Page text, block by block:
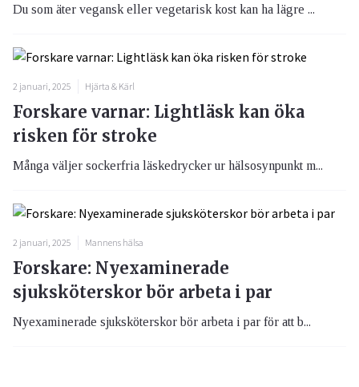
Du som äter vegansk eller vegetarisk kost kan ha lägre ...
2 januari, 2025 Hjärta & Kärl
Forskare varnar: Lightläsk kan öka
risken för stroke
Många väljer sockerfria läskedrycker ur hälsosynpunkt m...
2 januari, 2025 Mannens hälsa
Forskare: Nyexaminerade
sjuksköterskor bör arbeta i par
Nyexaminerade sjuksköterskor bör arbeta i par för att b...